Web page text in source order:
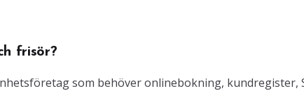
frisör?
som behöver onlinebokning, kundregister,